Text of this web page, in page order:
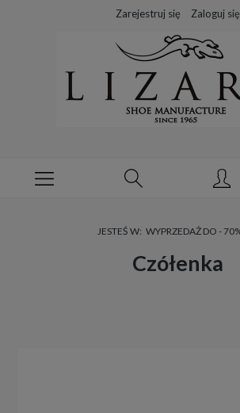
Zarejestruj się Zaloguj się
JESTEŚ W: WYPRZEDAŻ DO -
Czółenka